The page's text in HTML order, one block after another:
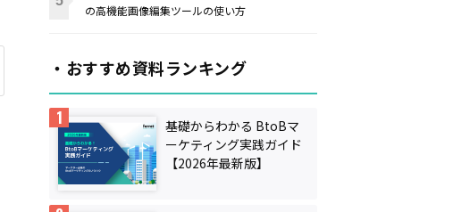
の高機能画像編集ツールの使い方
・おすすめ資料ランキング
基礎からわかる BtoBマ
ーケティング実践ガイド
【2026年最新版】